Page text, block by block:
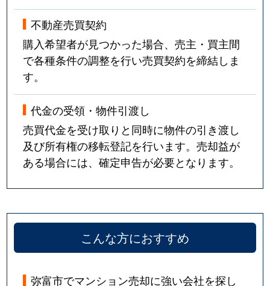
不動産売買契約
購入希望者が見つかった場合、売主・買主間
で各種条件の調整を行い売買契約を締結しま
す。
代金の受領・物件引渡し
売買代金を受け取りと同時に物件の引き渡し
及び所有権の移転登記を行います。売却益が
ある場合には、確定申告が必要となります。
こんな方におすすめ
弥富市でマンション売却に強い会社を探し